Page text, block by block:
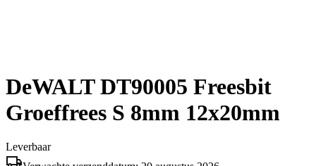
DeWALT DT90005 Freesbit
Groeffrees S 8mm 12x20mm
Leverbaar